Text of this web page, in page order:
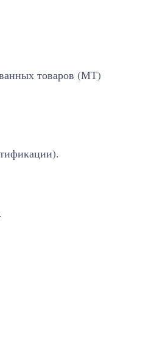
товаров (МТ)